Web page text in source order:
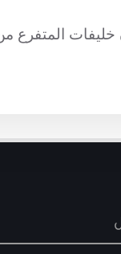
المتفرع من شارع